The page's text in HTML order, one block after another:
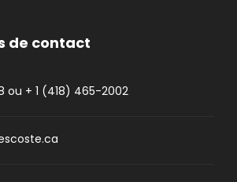
de contact
ou + 1 (418) 465-2002